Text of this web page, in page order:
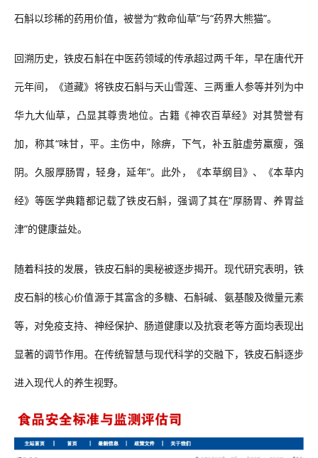
石斛以珍稀的药用价值，被誉为“救命仙草”与“药界大熊猫”。
回溯历史，铁皮石斛在中医药领域的传承超过两千年，早在唐代开
元年间，《道藏》将铁皮石斛与天山雪莲、三两重人参等并列为中
华九大仙草，凸显其尊贵地位。古籍《神农百草经》对其赞誉有
加，称其“味甘，平。主伤中，除痹，下气，补五脏虚劳羸瘦，强
阴。久服厚肠胃，轻身，延年”。此外，《本草纲目》、《本草内
经》等医学典籍都记载了铁皮石斛，强调了其在“厚肠胃、养胃益
津”的健康益处。
随着科技的发展，铁皮石斛的奥秘被逐步揭开。 现代研究表明，铁
皮石斛的核心价值源于其富含的多糖、石斛碱、氨基酸及微量元素
等，对免疫支持、神经保护、肠道健康以及抗衰老等方面均表现出
显著的调节作用。在传统智慧与现代科学的交融下，铁皮石斛逐步
进入现代人的养生视野。